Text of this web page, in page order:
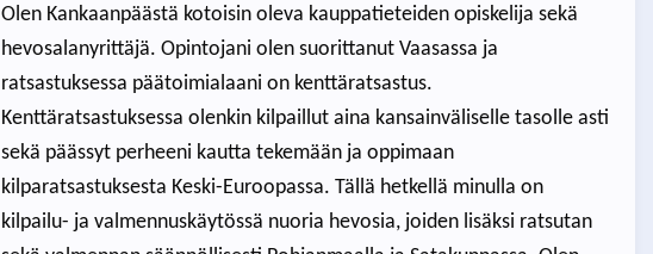
Olen Kankaanpäästä kotoisin oleva kauppatieteiden opiskelija sekä
hevosalanyrittäjä. Opintojani olen suorittanut Vaasassa ja
ratsastuksessa päätoimialaani on kenttäratsastus.
Kenttäratsastuksessa olenkin kilpaillut aina kansainväliselle tasolle asti
sekä päässyt perheeni kautta tekemään ja oppimaan
kilparatsastuksesta Keski-Euroopassa. Tällä hetkellä minulla on
kilpailu- ja valmennuskäytössä nuoria hevosia, joiden lisäksi ratsutan